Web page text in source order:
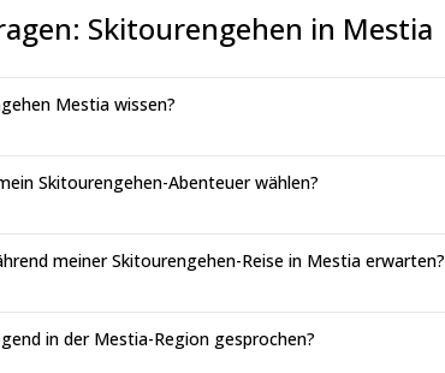
: Skitourengehen in Mestia
Mestia wissen?
Skitourengehen-Abenteuer wählen?
meiner Skitourengehen-Reise in Mestia erwarten?
in der Mestia-Region gesprochen?